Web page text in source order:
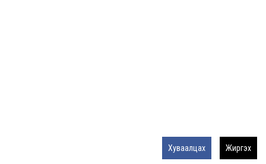
Хуваалцах Жиргэх